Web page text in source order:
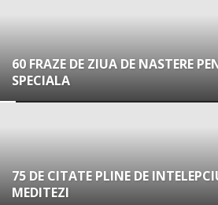
60 FRAZE DE ZIUA DE NASTERE
SPECIALA
75 DE CITATE PLINE DE
MEDITEZI